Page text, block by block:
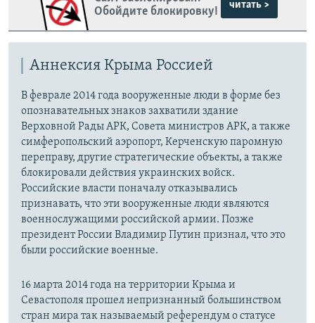
Обойдите блокировку!
читать >
Аннексия Крыма Россией
В феврале 2014 года вооруженные люди в форме без
опознавательных знаков захватили здание
Верховной Рады АРК, Совета министров АРК, а также
симферопольский аэропорт, Керченскую паромную
переправу, другие стратегические объекты, а также
блокировали действия украинских войск.
Российские власти поначалу отказывались
признавать, что эти вооруженные люди являются
военнослужащими российской армии. Позже
президент России Владимир Путин признал, что это
были российские военные.
16 марта 2014 года на территории Крыма и
Севастополя прошел непризнанный большинством
стран мира так называемый референдум о статусе